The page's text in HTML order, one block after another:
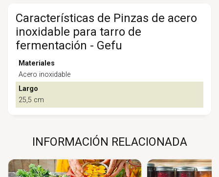
Características de Pinzas de acero
inoxidable para tarro de
fermentación - Gefu
Materiales
Acero inoxidable
Largo
25,5 cm
INFORMACIÓN RELACIONADA